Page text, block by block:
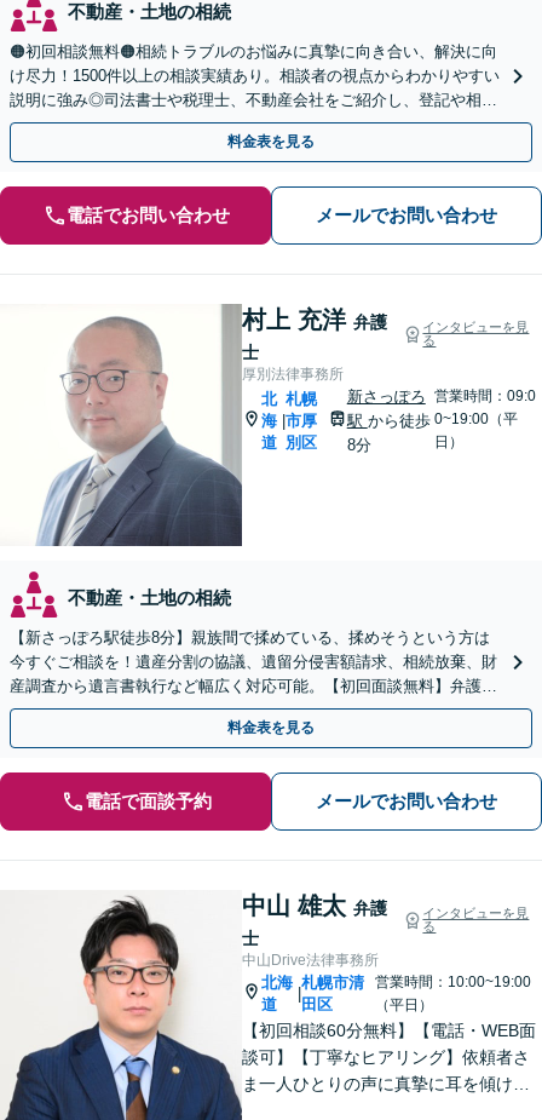
不動産・土地の相続
🟠初回相談無料🟠相続トラブルのお悩みに真摯に向き合い、解決に向
け尽力！1500件以上の相談実績あり。相談者の視点からわかりやすい
説明に強み◎司法書士や税理士、不動産会社をご紹介し、登記や相続
税の申告までワンストップで対応【夜間相談可】
料金表を見る
電話でお問い合わせ メールでお問い合わせ
村上 充洋 弁護
士
インタビューを見
る
厚別法律事務所
北
海
道
|
札幌
市厚
別区
新さっぽろ
駅 から徒歩
8分
営業時間：09:0
0~19:00（平
日）
不動産・土地の相続
【新さっぽろ駅徒歩8分】親族間で揉めている、揉めそうという方は
今すぐご相談を！遺産分割の協議、遺留分侵害額請求、相続放棄、財
産調査から遺言書執行など幅広く対応可能。【初回面談無料】弁護士
が窓口になりストレス軽減！
料金表を見る
電話で面談予約 メールでお問い合わせ
中山 雄太 弁護
士
インタビューを見
る
中山Drive法律事務所
北海
道
札幌市清
田区
営業時間：10:00~19:00
（平日）
【初回相談60分無料】【電話・WEB面
談可】【丁寧なヒアリング】依頼者さ
ま一人ひとりの声に真摯に耳を傾け、